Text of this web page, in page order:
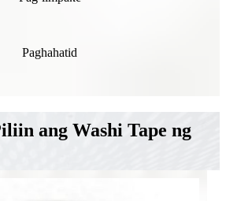
Paghahatid
ang Washi Tape ng